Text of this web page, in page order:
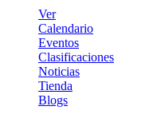
Ver
Calendario
Eventos
Clasificaciones
Noticias
Tienda
Blogs